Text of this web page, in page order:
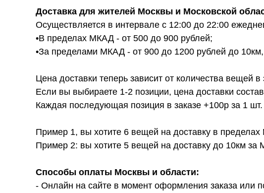
Доставка для жителей Москвы и Московской
Осуществляется в интервале с 12:00 до 22:00
•В пределах МКАД - от 500 до 900 рублей;
•За пределами МКАД - от 900 до 1200 рублей до
Цена доставки теперь зависит от количества вещей в
Если вы выбираете 1-2 позиции, цена доставки
Каждая последующая позиция в заказе +100р за 1 шт.
Пример 1, вы хотите 6 вещей на доставку в
Пример 2: вы хотите 5 вещей на доставку до 10км
Способы оплаты Москвы и области:
- Онлайн на сайте в момент оформления заказа или